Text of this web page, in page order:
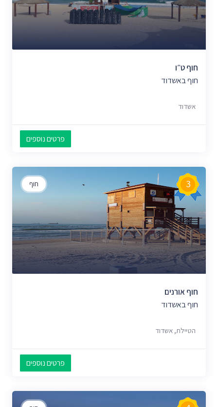
חוף ט״ו
חוף באשדוד
אשדוד
פרטים נוספים
חוף 3
חוף אורנים
חוף באשדוד
הטיילת, אשדוד
פרטים נוספים